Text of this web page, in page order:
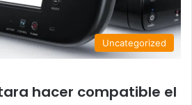
Uncategorized
hacer compatible el